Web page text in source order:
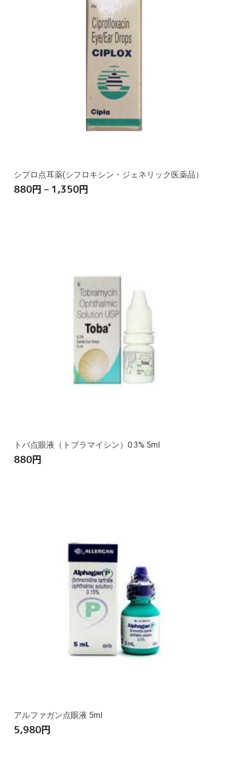
シプロ点耳薬(シフロキシン・ジェネリック医薬品）
880円 – 1,350円
トバ点眼液（トブラマイシン）0.3% 5ml
880円
アルファガン点眼液 5ml
5,980円